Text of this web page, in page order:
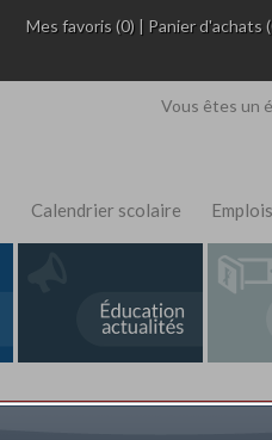
Mes favoris (0) | Panier d'achats
Vous êtes un
Calendrier scolaire Emplois